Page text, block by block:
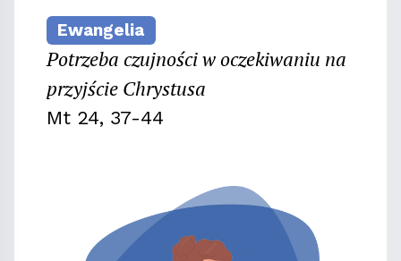
Ewangelia
Potrzeba czujności w oczekiwaniu na
przyjście Chrystusa
Mt 24, 37-44